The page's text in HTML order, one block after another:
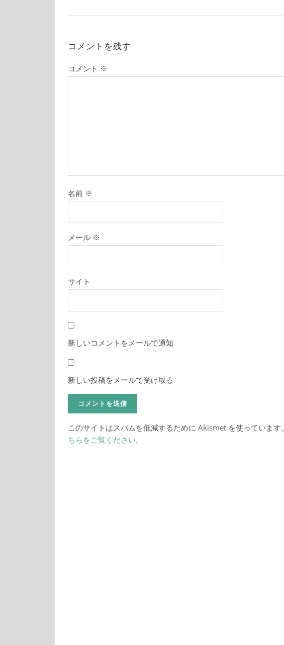
コメントを残す
コメント ※
名前 ※
メール ※
サイト
新しいコメントをメールで通知
新しい投稿をメールで受け取る
このサイトはスパムを低減するために Akismet を使っています。
ちらをご覧ください。